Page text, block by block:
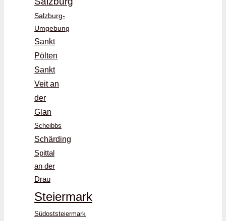
Salzburg-
Umgebung
Sankt
Pölten
Sankt
Veit an
der
Glan
Scheibbs
Schärding
Spittal
an der
Drau
Steiermark
Südoststeiermark